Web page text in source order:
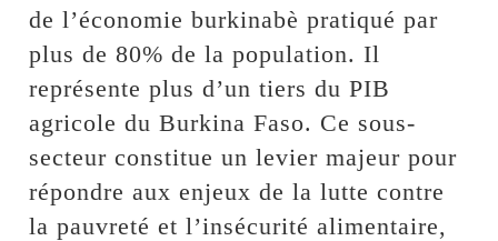
de l’économie burkinabè pratiqué par
plus de 80% de la population. Il
représente plus d’un tiers du PIB
agricole du Burkina Faso. Ce sous-
secteur constitue un levier majeur pour
répondre aux enjeux de la lutte contre
la pauvreté et l’insécurité alimentaire,